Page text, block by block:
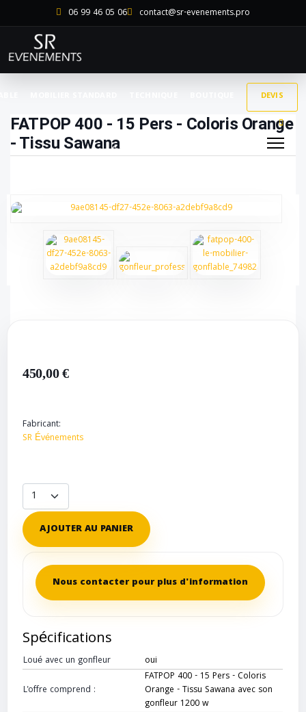
06 99 46 05 06 contact@sr-evenements.pro
DEVIS
FATPOP 400 - 15 Pers - Coloris Orange
- Tissu Sawana
450,00 €
Fabricant:
SR Événements
AJOUTER AU PANIER
Nous contacter pour plus d'information
Spécifications
Loué avec un gonfleur oui
L'offre comprend :
FATPOP 400 - 15 Pers - Coloris
Orange - Tissu Sawana avec son
gonfleur 1200 w